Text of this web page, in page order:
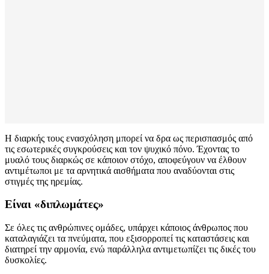
Η διαρκής τους ενασχόληση μπορεί να δρα ως περισπασμός από
τις εσωτερικές συγκρούσεις και τον ψυχικό πόνο. Έχοντας το
μυαλό τους διαρκώς σε κάποιον στόχο, αποφεύγουν να έλθουν
αντιμέτωποι με τα αρνητικά αισθήματα που αναδύονται στις
στιγμές της ηρεμίας.
Είναι «διπλωμάτες»
Σε όλες τις ανθρώπινες ομάδες, υπάρχει κάποιος άνθρωπος που
καταλαγιάζει τα πνεύματα, που εξισορροπεί τις καταστάσεις και
διατηρεί την αρμονία, ενώ παράλληλα αντιμετωπίζει τις δικές του
δυσκολίες.